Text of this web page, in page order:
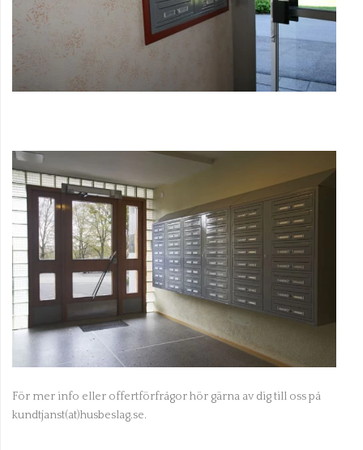
För mer info eller offertförfrågor hör gärna av dig till oss på
kundtjanst(at)husbeslag.se.